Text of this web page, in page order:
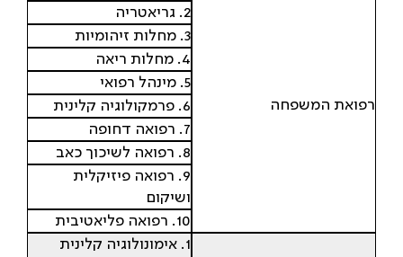
רפואת המשפחה
2. גריאטריה
3. מחלות זיהומיות
4. מחלות ריאה
5. מינהל רפואי
6. פרמקולוגיה קלינית
7. רפואה דחופה
8. רפואה לשיכוך כאב
9. רפואה פיזיקלית
ושיקום
10. רפואה פליאטיבית
1. אימונולוגיה קלינית